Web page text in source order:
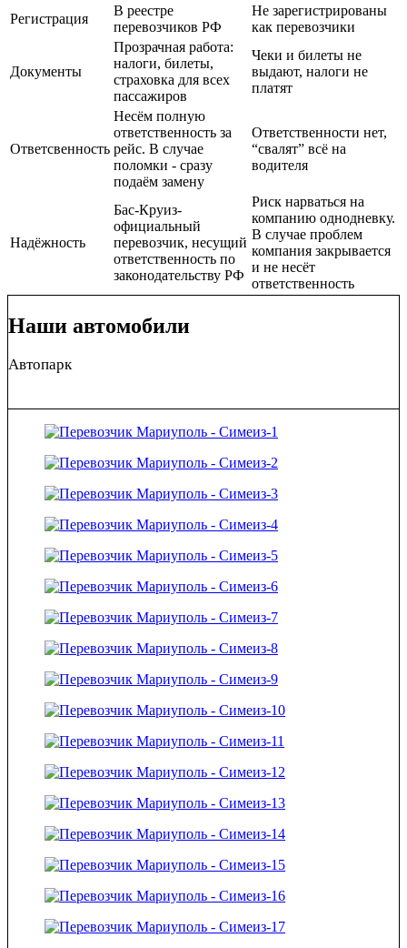
Регистрация
В реестре
перевозчиков РФ
Не зарегистрированы
как перевозчики
Документы
Прозрачная работа:
налоги, билеты,
страховка для всех
пассажиров
Чеки и билеты не
выдают, налоги не
платят
Ответсвенность
Несём полную
ответственность за
рейс. В случае
поломки - сразу
подаём замену
Ответственности нет,
“свалят” всё на
водителя
Надёжность
Бас-Круиз-
официальный
перевозчик, несущий
ответственность по
законодательству РФ
Риск нарваться на
компанию однодневку.
В случае проблем
компания закрывается
и не несёт
ответственность
Наши автомобили
Автопарк